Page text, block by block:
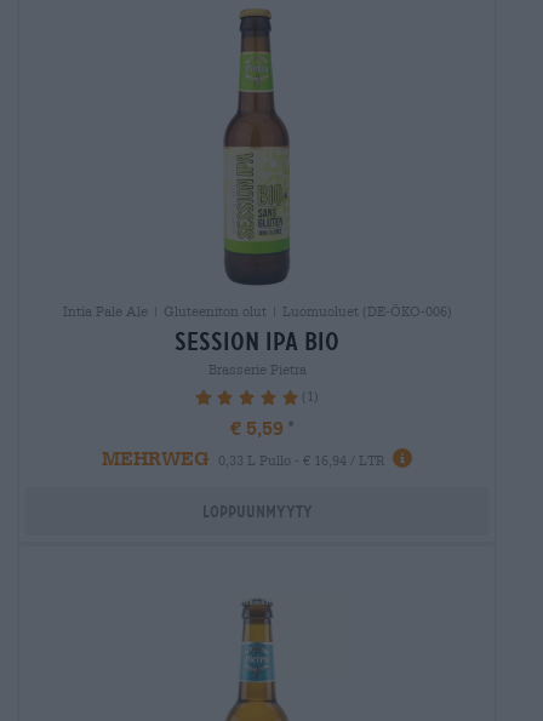
Intia Pale Ale | Gluteeniton olut | Luomuoluet (DE-ÖKO-006)
session ipa bio
Brasserie Pietra
100% (1)
€ 5,59
MEHRWEG
0,33 L Pullo - € 16,94 / LTR
Loppuunmyyty